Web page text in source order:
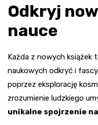
Odkryj
nauce
Każda z nowych książek
naukowych odkryć i
poprzez eksplorację
zrozumienie ludzkiego
unikalne spojrzenie